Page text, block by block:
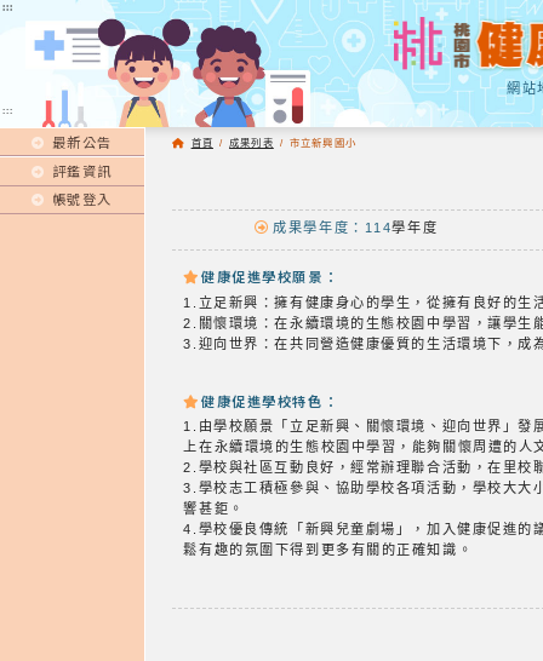
:::
網站
:::
最新公告
評鑑資訊
帳號登入
首頁 / 成果列表 / 市立新興國小
成果學年度：114學年度
健康促進學校願景：
1.立足新興：擁有健康身心的學生，從擁有良好的生
2.關懷環境：在永續環境的生態校園中學習，讓學生
3.迎向世界：在共同營造健康優質的生活環境下，成
健康促進學校特色：
1.由學校願景「立足新興、關懷環境、迎向世界」發
上在永續環境的生態校園中學習，能夠關懷周遭的
2.學校與社區互動良好，經常辦理聯合活動，在里校
3.學校志工積極參與、協助學校各項活動，學校大大
響甚鉅。
4.學校優良傳統「新興兒童劇場」，加入健康促進的
鬆有趣的氛圍下得到更多有關的正確知識。
:::